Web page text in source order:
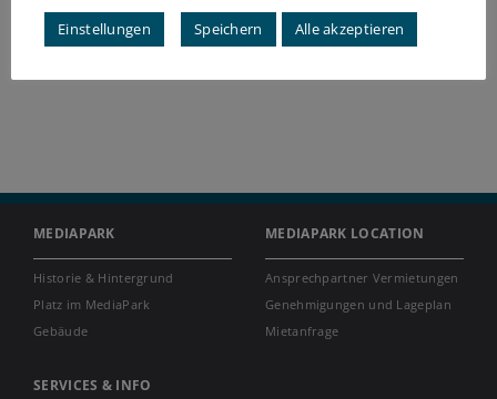
MEDIAPARK
Historie & Hintergrund
Platz im MediaPark
Gebäude
MEDIAPARK LOCATION
Ansprechpartner Vermietungen
Genehmigungen und Lageplan
Mietanfrage
SERVICES & INFO
Einstellungen Speichern Alle akzeptieren